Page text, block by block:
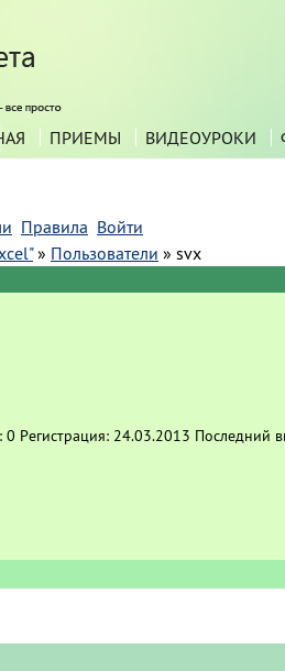
ПРИЕМЫ ВИДЕОУРОКИ
Правила Войти
» Пользователи » svx
0 Регистрация: 24.03.2013 Последний